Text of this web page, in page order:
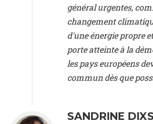
(Sweeden), Dr. Tadzio Mueller -
Climate Justice Movement
, University of Texas at
Jochen Ohnmacht
, CIRED (France), Dr.
scientist (emeritus) , CESE
, Climate Strategy (Spain),
-Associate professor in
général urgentes,
changement
d'une énergie propre
porte atteinte à la
les pays européens
commun dès que
SANDRINE